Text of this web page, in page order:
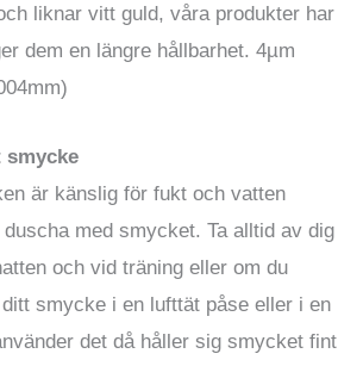
liknar vitt guld, våra produkter har
dem en längre hållbarhet. 4µm
smycke
är känslig för fukt och vatten
med smycket. Ta alltid av dig
och vid träning eller om du
smycke i en lufttät påse eller i en
det då håller sig smycket fint